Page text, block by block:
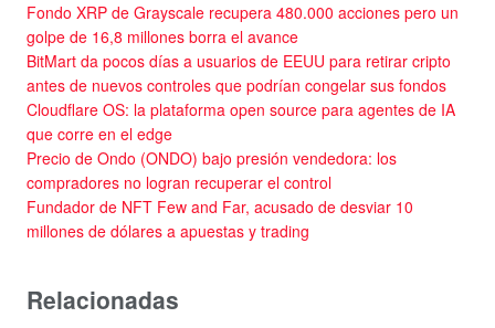
Fondo XRP de Grayscale recupera 480.000 acciones pero un
golpe de 16,8 millones borra el avance
BitMart da pocos días a usuarios de EEUU para retirar cripto
antes de nuevos controles que podrían congelar sus fondos
Cloudflare OS: la plataforma open source para agentes de IA
que corre en el edge
Precio de Ondo (ONDO) bajo presión vendedora: los
compradores no logran recuperar el control
Fundador de NFT Few and Far, acusado de desviar 10
millones de dólares a apuestas y trading
Relacionadas